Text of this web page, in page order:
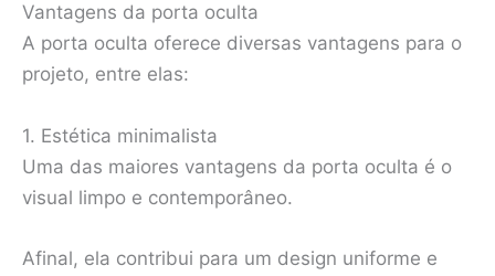
Vantagens da porta oculta
A porta oculta oferece diversas vantagens para o
projeto, entre elas:
1. Estética minimalista
Uma das maiores vantagens da porta oculta é o
visual limpo e contemporâneo.
Afinal, ela contribui para um design uniforme e